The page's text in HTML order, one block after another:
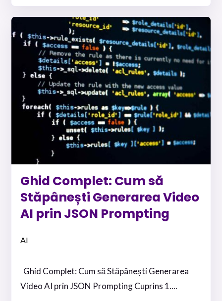
Ghid Complet: Cum să
Stăpânești Generarea Video
AI prin JSON Prompting
AI
Ghid Complet: Cum să Stăpânești Generarea
Video AI prin JSON Prompting Cuprins 1....